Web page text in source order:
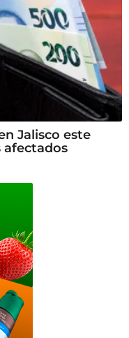
Jalisco este
afectados